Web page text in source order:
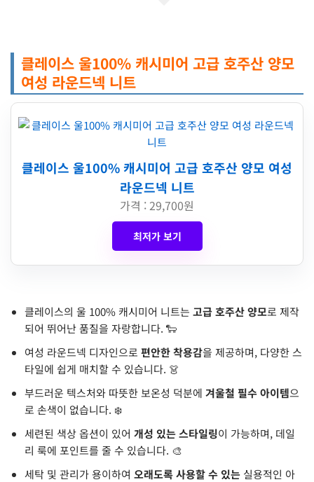
클레이스 울100% 캐시미어 고급 호주산 양모
여성 라운드넥 니트
클레이스 울100% 캐시미어 고급 호주산 양모 여성
라운드넥 니트
가격 : 29,700원
최저가 보기
클레이스의 울 100% 캐시미어 니트는 고급 호주산 양모로 제작
되어 뛰어난 품질을 자랑합니다. 🐑
여성 라운드넥 디자인으로 편안한 착용감을 제공하며, 다양한 스
타일에 쉽게 매치할 수 있습니다. 👗
부드러운 텍스처와 따뜻한 보온성 덕분에 겨울철 필수 아이템으
로 손색이 없습니다. ❄️
세련된 색상 옵션이 있어 개성 있는 스타일링이 가능하며, 데일
리 룩에 포인트를 줄 수 있습니다. 🎨
세탁 및 관리가 용이하여 오래도록 사용할 수 있는 실용적인 아